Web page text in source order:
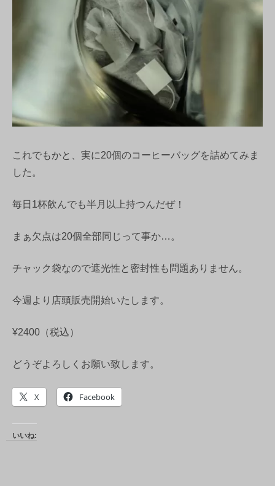
これでもかと、実に20個のコーヒーバッグを詰めてみま
した。
毎日1杯飲んでも半月以上持つんだぜ！
まぁ欠点は20個全部同じって事か…。
チャック袋なので遮光性と密封性も問題ありません。
今週より店頭販売開始いたします。
¥2400（税込）
どうぞよろしくお願い致します。
X Facebook
いいね: